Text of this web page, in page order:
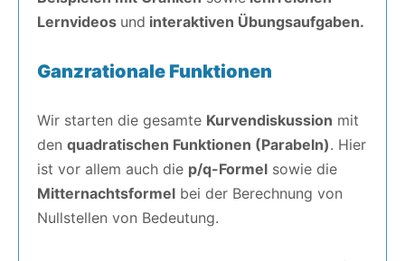
Lernvideos und interaktiven Übungsaufgaben.
Ganzrationale Funktionen
Wir starten die gesamte Kurvendiskussion mit
den quadratischen Funktionen (Parabeln). Hier
ist vor allem auch die p/q-Formel sowie die
Mitternachtsformel bei der Berechnung von
Nullstellen von Bedeutung.